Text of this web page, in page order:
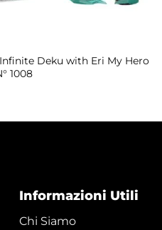
Deku with Eri My Hero
1008
Informazioni Utili
Chi Siamo